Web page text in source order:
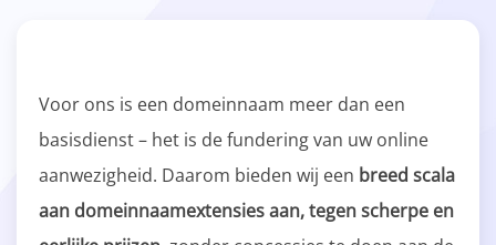
Voor ons is een domeinnaam meer dan een
basisdienst – het is de fundering van uw online
aanwezigheid. Daarom bieden wij een breed scala
aan domeinnaamextensies aan, tegen scherpe en